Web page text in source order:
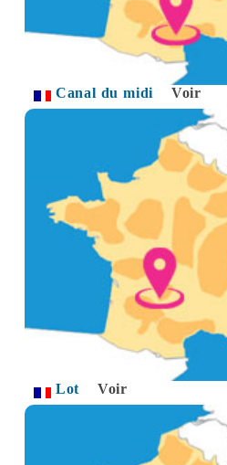
Canal du midi Voir
Lot Voir